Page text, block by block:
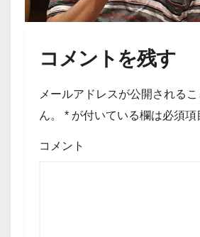
コメントを残す
メールアドレスが公開される
ん。
* が付いている欄は必須項
コメント